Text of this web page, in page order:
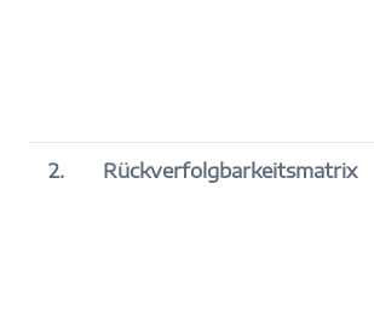
2. Rückverfolgbarkeitsmatrix